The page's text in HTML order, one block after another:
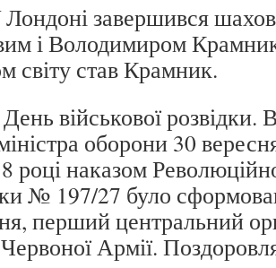
завершився
і Володимиром
світу став Крамник.
військової розвідки.
оборони 30
році наказом
№ 197/27 було
перший центральний
Армії.